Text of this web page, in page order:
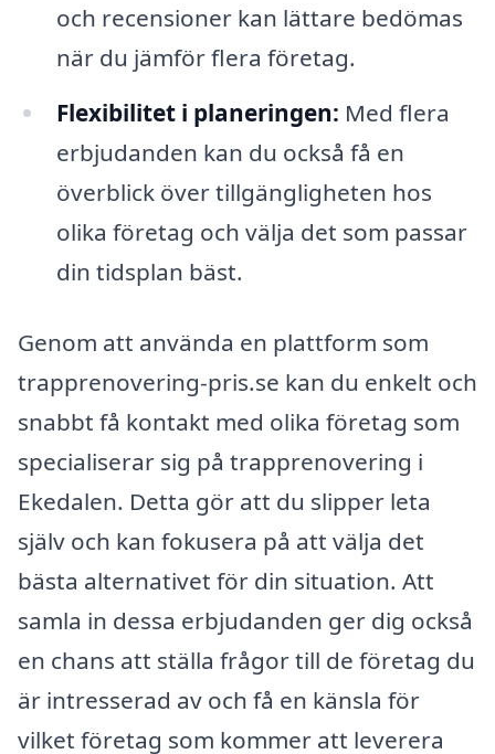
och recensioner kan lättare bedömas
när du jämför flera företag.
Flexibilitet i planeringen: Med flera
erbjudanden kan du också få en
överblick över tillgängligheten hos
olika företag och välja det som passar
din tidsplan bäst.
Genom att använda en plattform som
trapprenovering-pris.se kan du enkelt och
snabbt få kontakt med olika företag som
specialiserar sig på trapprenovering i
Ekedalen. Detta gör att du slipper leta
själv och kan fokusera på att välja det
bästa alternativet för din situation. Att
samla in dessa erbjudanden ger dig också
en chans att ställa frågor till de företag du
är intresserad av och få en känsla för
vilket företag som kommer att leverera